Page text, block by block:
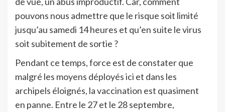
pouvons nous admettre que le risque soit limité
jusqu’au samedi 14 heures et qu’en suite le virus
soit subitement de sortie ?
Pendant ce temps, force est de constater que
malgré les moyens déployés ici et dans les
archipels éloignés, la vaccination est quasiment
en panne. Entre le 27 et le 28 septembre,